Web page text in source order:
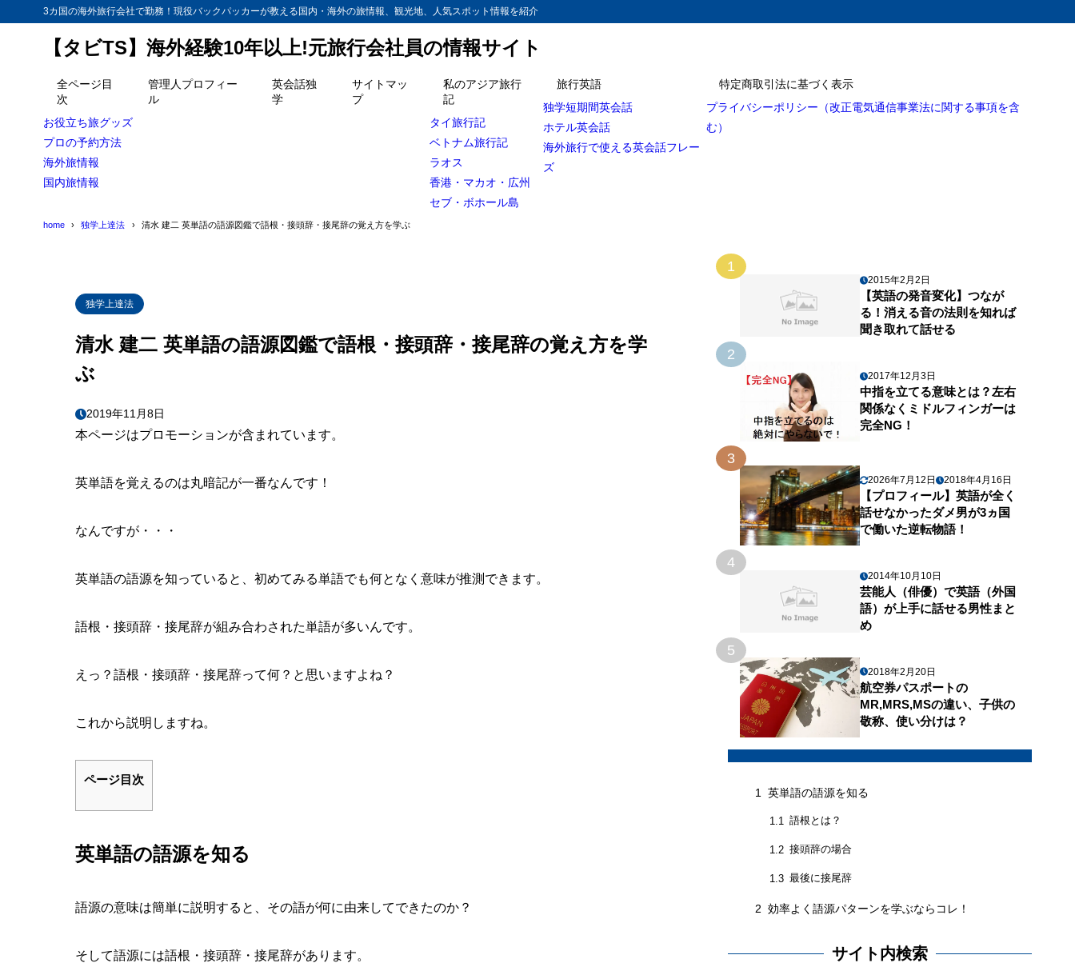
3カ国の海外旅行会社で勤務！現役バックパッカーが教える国内・海外の旅情報、観光地、人気スポット情報を紹介
【タビTS】海外経験10年以上!元旅行会社員の情報サイト
全ページ目
次
お役立ち旅グッズ
プロの予約方法
海外旅情報
国内旅情報
管理人プロフィー
ル
英会話独
学
サイトマッ
プ
私のアジア旅行
記
タイ旅行記
ベトナム旅行記
ラオス
香港・マカオ・広州
セブ・ボホール島
旅行英語
独学短期間英会話
ホテル英会話
海外旅行で使える英会話フレー
ズ
特定商取引法に基づく表示
プライバシーポリシー（改正電気通信事業法に関する事項を含
む）
home 独学上達法 清水 建二 英単語の語源図鑑で語根・接頭辞・接尾辞の覚え方を学ぶ
独学上達法
清水 建二 英単語の語源図鑑で語根・接頭辞・接尾辞の覚え方を学
ぶ
2019年11月8日
本ページはプロモーションが含まれています。
英単語を覚えるのは丸暗記が一番なんです！
なんですが・・・
英単語の語源を知っていると、初めてみる単語でも何となく意味が推測できます。
語根・接頭辞・接尾辞が組み合わされた単語が多いんです。
えっ？語根・接頭辞・接尾辞って何？と思いますよね？
これから説明しますね。
ページ目次
英単語の語源を知る
語源の意味は簡単に説明すると、その語が何に由来してできたのか？
そして語源には語根・接頭辞・接尾辞があります。
1
2015年2月2日
【英語の発音変化】つなが
る！消える音の法則を知れば
聞き取れて話せる
2
2017年12月3日
中指を立てる意味とは？左右
関係なくミドルフィンガーは
完全NG！
3
2026年7月12日 2018年4月16日
【プロフィール】英語が全く
話せなかったダメ男が3ヵ国
で働いた逆転物語！
4
2014年10月10日
芸能人（俳優）で英語（外国
語）が上手に話せる男性まと
め
5
2018年2月20日
航空券パスポートの
MR,MRS,MSの違い、子供の
敬称、使い分けは？
1 英単語の語源を知る
1.1 語根とは？
1.2 接頭辞の場合
1.3 最後に接尾辞
2 効率よく語源パターンを学ぶならコレ！
サイト内検索
目次
2 効率よく語源パターンを学ぶならコレ！